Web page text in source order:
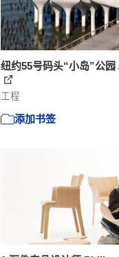
纽约55号码头“小岛”公
工程
添加书签